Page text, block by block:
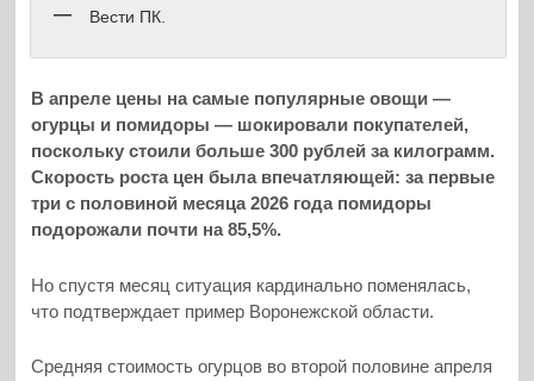
Вести ПК.
В апреле цены на самые популярные овощи —
огурцы и помидоры — шокировали покупателей,
поскольку стоили больше 300 рублей за килограмм.
Скорость роста цен была впечатляющей: за первые
три с половиной месяца 2026 года помидоры
подорожали почти на 85,5%.
Но спустя месяц ситуация кардинально поменялась,
что подтверждает пример Воронежской области.
Средняя стоимость огурцов во второй половине апреля